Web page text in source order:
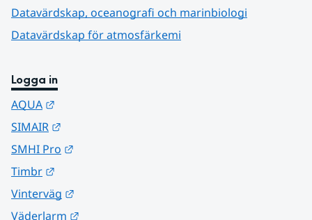
Datavärdskap, oceanografi och marinbiologi
Datavärdskap för atmosfärkemi
Logga in
AQUA
SIMAIR
SMHI Pro
Timbr
Vinterväg
Väderlarm